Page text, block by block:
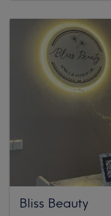
Bliss Beauty